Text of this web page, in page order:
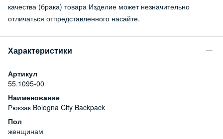
качества (брака) товара Изделие может незначительно
отличаться отпредставленного насайте.
Характеристики
Артикул
55.1095-00
Наименование
Рюкзак Bologna City Backpack
Пол
женщинам